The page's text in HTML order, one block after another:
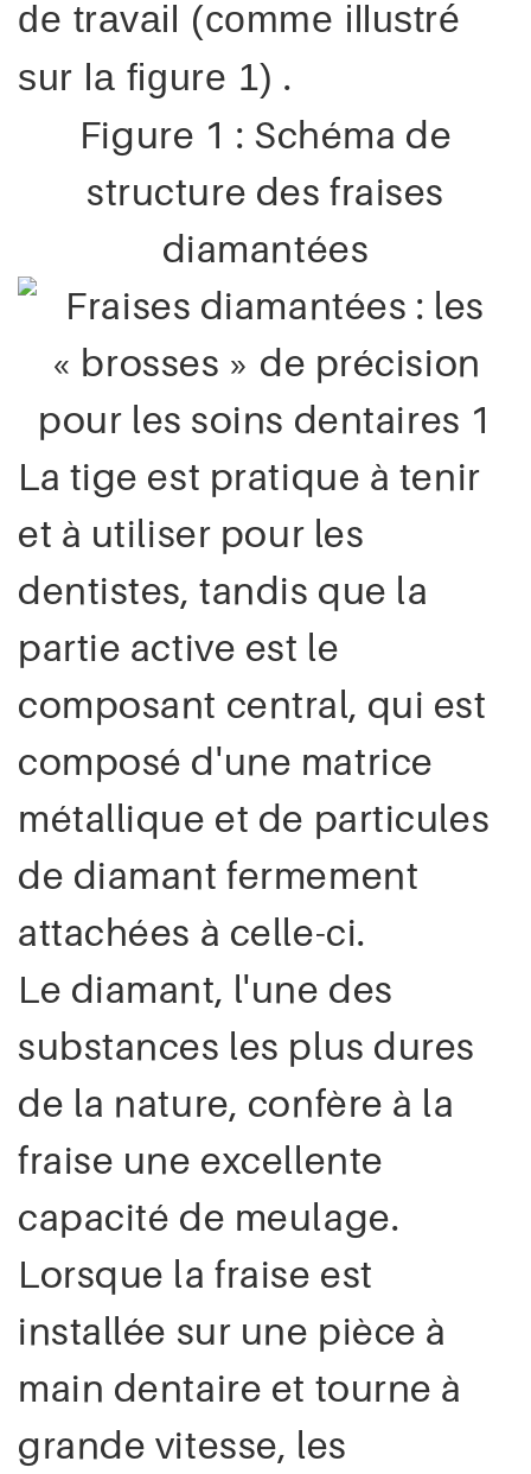
de travail (comme illustré
sur la figure 1) .
Figure 1 : Schéma de
structure des fraises
diamantées
La tige est pratique à tenir
et à utiliser pour les
dentistes, tandis que la
partie active est le
composant central, qui est
composé d'une matrice
métallique et de particules
de diamant fermement
attachées à celle-ci.
Le diamant, l'une des
substances les plus dures
de la nature, confère à la
fraise une excellente
capacité de meulage.
Lorsque la fraise est
installée sur une pièce à
main dentaire et tourne à
grande vitesse, les